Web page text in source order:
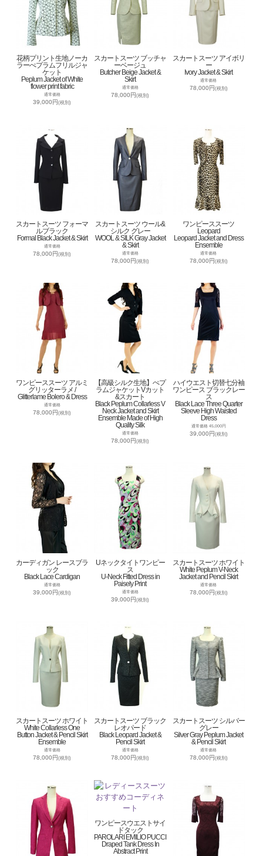
花柄プリント生地ノーカ
ラーぺプラムフリルジャ
ケット
Peplum Jacket of White
flower print fabric
通常価格
39,000円(税別)
スカートスーツ ブッチャ
ーベージュ
Butcher Beige Jacket &
Skirt
通常価格
78,000円(税別)
スカートスーツ アイボリ
ー
Ivory Jacket & Skirt
通常価格
78,000円(税別)
スカートスーツ フォーマ
ルブラック
Formal Black Jacket & Skirt
通常価格
78,000円(税別)
スカートスーツ ウール&
シルク グレー
WOOL & SILK Gray Jacket
& Skirt
通常価格
78,000円(税別)
ワンピーススーツ
Leopard
Leopard Jacket and Dress
Ensemble
通常価格
78,000円(税別)
ワンピーススーツ アルミ
グリッターラメ /
Glitterlame Bolero & Dress
通常価格
78,000円(税別)
【高級シルク生地】ぺプ
ラムジャケットVカット
&スカート
Black Peplum Collarless V
Neck Jacket and Skirt
Ensemble Made of High
Quality Silk
通常価格
78,000円(税別)
ハイウエスト切替七分袖
ワンピース ブラックレー
ス
Black Lace Three Quarter
Sleeve High Waisted
Dress
通常価格 45,000円
39,000円(税別)
カーディガン レースブラ
ック
Black Lace Cardigan
通常価格
39,000円(税別)
Uネックタイトワンピー
ス
U-Neck Fitted Dress in
Paisely Print
通常価格
39,000円(税別)
スカートスーツ ホワイト
White Peplum V-Neck
Jacket and Pencil Skirt
通常価格
78,000円(税別)
スカートスーツ ホワイト
White Collarless One
Button Jacket & Pencil Skirt
Ensemble
通常価格
78,000円(税別)
スカートスーツ ブラック
レオパード
Black Leopard Jacket &
Pencil Skirt
通常価格
78,000円(税別)
スカートスーツ シルバー
グレー
Silver Gray Peplum Jacket
& Pencil Skirt
通常価格
78,000円(税別)
ワンピースウエストサイ
ドタック
PAROLARI EMILIO PUCCI
Draped Tank Dress In
Abstract Print